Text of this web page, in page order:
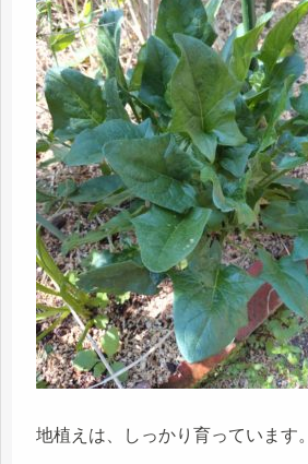
地植えは、しっかり育っています。